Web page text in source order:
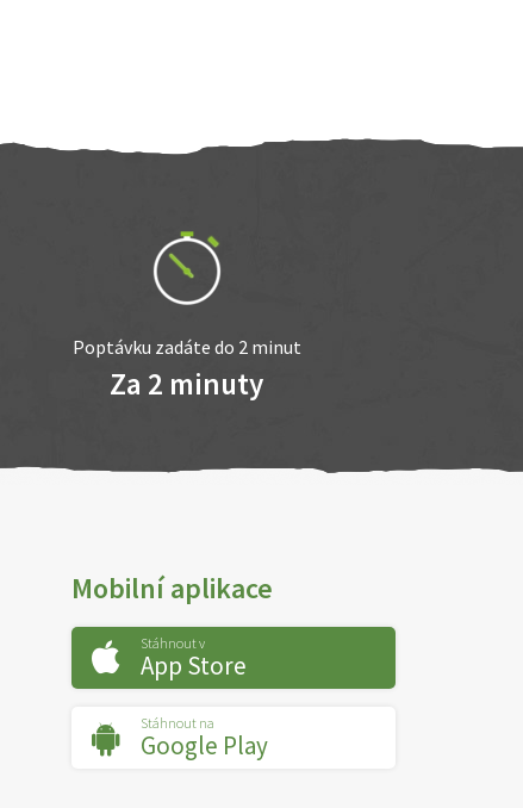
Poptávku zadáte do 2 minut
Za 2 minuty
Mobilní aplikace
Stáhnout v
App Store
Stáhnout na
Google Play